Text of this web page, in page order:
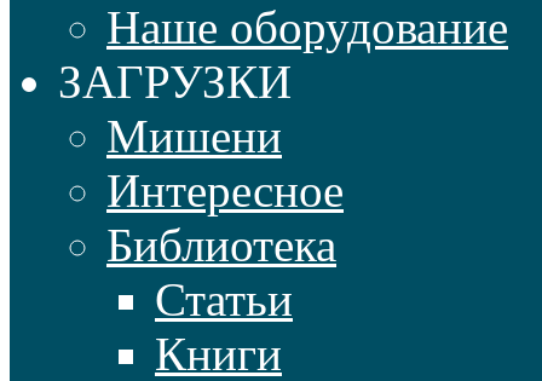
Наше оборудование
ЗАГРУЗКИ
Мишени
Интересное
Библиотека
Статьи
Книги